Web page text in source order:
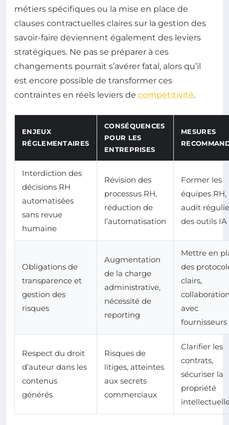
métiers spécifiques ou la mise en place de
clauses contractuelles claires sur la gestion des
savoir-faire deviennent également des leviers
stratégiques. Ne pas se préparer à ces
changements pourrait s’avérer fatal, alors qu’il
est encore possible de transformer ces
contraintes en réels leviers de compétitivité.
ENJEUX
RÉGLEMENTAIRES
CONSÉQUENCES
POUR LES
ENTREPRISES
MESURES
Interdiction des
décisions RH
automatisées
sans revue
humaine
Révision des
processus RH,
réduction de
l’automatisation
Former les
équipes RH,
audit
des outils IA
Obligations de
transparence et
gestion des
risques
Augmentation
de la charge
administrative,
nécessité de
reporting
Mettre en
des
clairs,
avec
fournisseurs
Respect du droit
d’auteur dans les
contenus
générés
Risques de
litiges, atteintes
aux secrets
commerciaux
Clarifier les
contrats,
sécuriser la
propriété